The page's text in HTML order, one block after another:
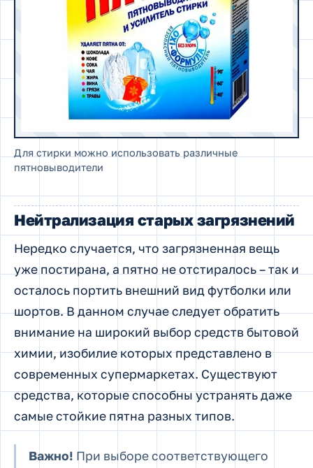
Для стирки можно использовать различные
пятновыводители
Нейтрализация старых загрязнений
Нередко случается, что загрязненная вещь
уже постирана, а пятно не отстиралось – так и
осталось портить внешний вид футболки или
шортов. В данном случае следует обратить
внимание на широкий выбор средств бытовой
химии, изобилие которых представлено в
современных супермаркетах. Существуют
средства, которые способны устранять даже
самые стойкие пятна разных типов.
Важно! При выборе соответствующего